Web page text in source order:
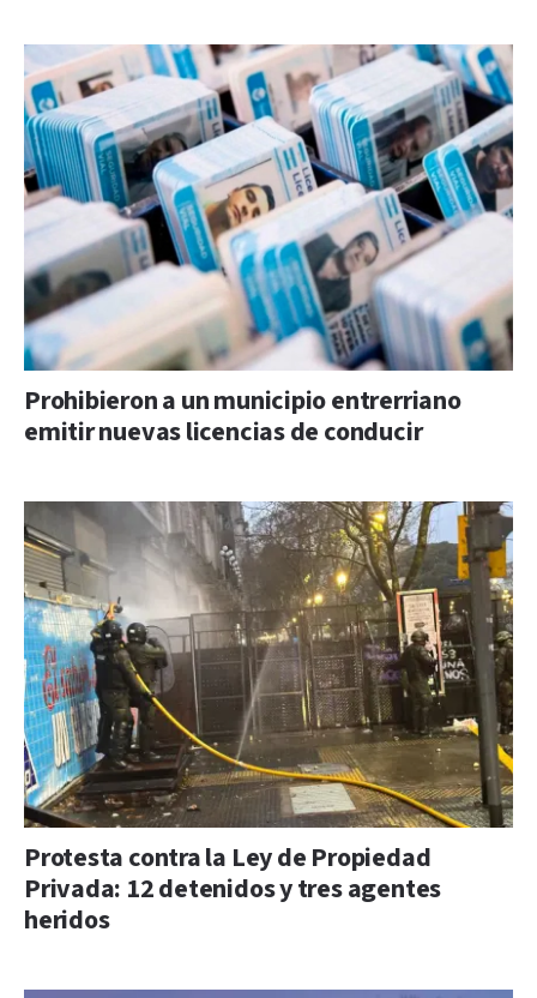
Prohibieron a un municipio entrerriano
emitir nuevas licencias de conducir
Protesta contra la Ley de Propiedad
Privada: 12 detenidos y tres agentes
heridos